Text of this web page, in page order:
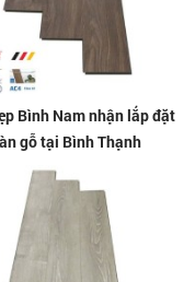
Bình Nam nhận lắp đặt
gỗ tại Bình Thạnh